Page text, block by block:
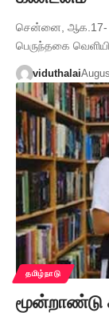
சென்னை, ஆக.17-
பெருந்தகை
viduthalai
தமிழ்நாடு
மூன்றாண்டு